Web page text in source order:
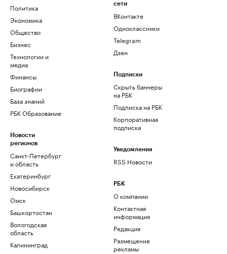
Политика
Экономика
Общество
Бизнес
Технологии и
медиа
Финансы
Биографии
База знаний
РБК Образование
Новости
регионов
Санкт-Петербург
и область
Екатеринбург
Новосибирск
Омск
Башкортостан
Вологодская
область
Калининград
сети
ВКонтакте
Одноклассники
Telegram
Дзен
Подписки
Скрыть баннеры
на РБК
Подписка на РБК
Корпоративная
подписка
Уведомления
RSS Новости
РБК
О компании
Контактная
информация
Редакция
Размещение
рекламы